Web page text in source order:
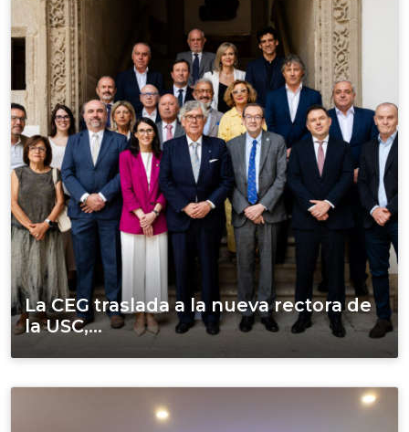
La CEG traslada a la nueva rectora de
la USC,...